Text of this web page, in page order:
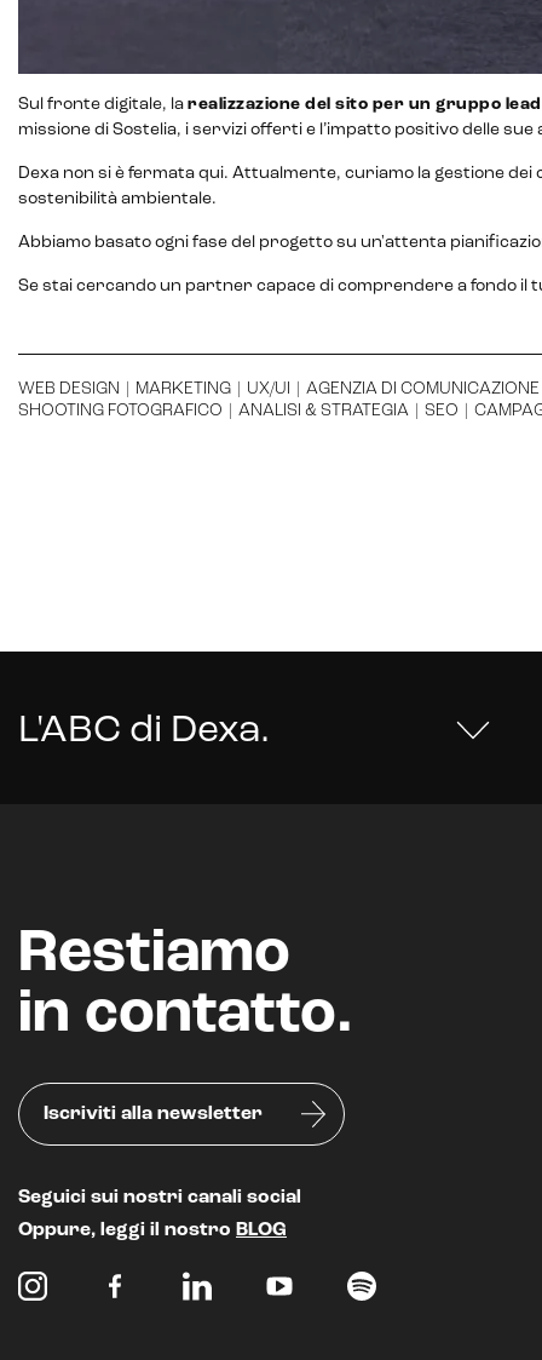
Sul fronte digitale, la realizzazione del sito per un gruppo
missione di Sostelia, i servizi offerti e l’impatto positivo delle
Dexa non si è fermata qui. Attualmente, curiamo la gestione
sostenibilità ambientale.
Abbiamo basato ogni fase del progetto su un'attenta
Se stai cercando un partner capace di comprendere a fondo
WEB DESIGN MARKETING UX/UI
AGENZIA DI COMUNICAZIONE
SHOOTING FOTOGRAFICO
ANALISI & STRATEGIA SEO
L'ABC di Dexa.
Restiamo
in contatto.
Iscriviti alla newsletter
Seguici sui nostri canali social
Oppure, leggi il nostro BLOG